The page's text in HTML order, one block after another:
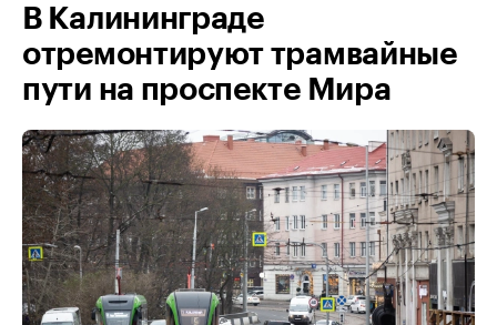
В Калининграде
отремонтируют трамвайные
пути на проспекте Мира